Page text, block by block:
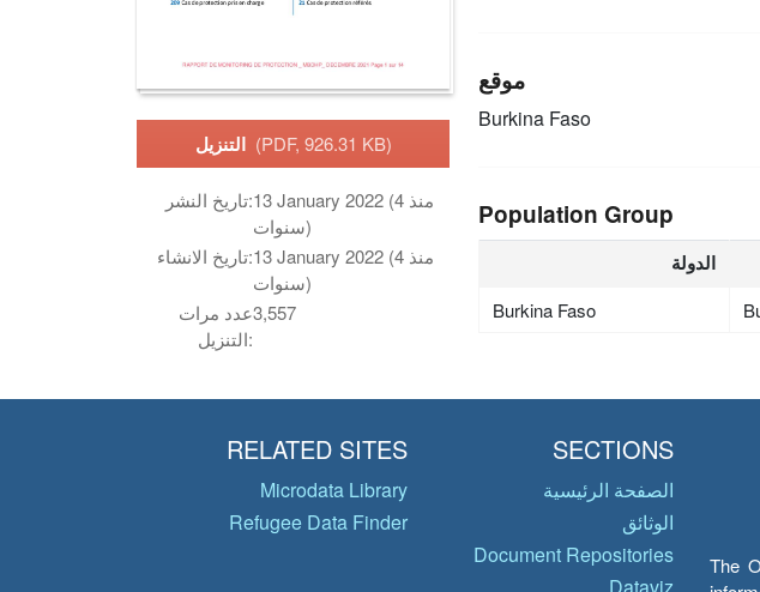
التنزيل (PDF, 926.31 KB)
تاريخ النشر:13 January 2022 (منذ 4
سنوات)
تاريخ الانشاء:13 January 2022 (منذ 4
سنوات)
عدد مرات
التنزيل:
3,557
موقع
Burkina Faso
Population Group
الدولة
Burkina Faso
The
SECTIONS
الصفحة الرئيسية
الوثائق
Document Repositories
RELATED SITES
Microdata Library
Refugee Data Finder